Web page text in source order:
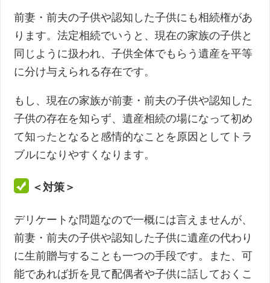
前妻・前夫の子供や認知した子供にも相続権があ
ります。法定相続でいうと、現在の家族の子供と
同じように扱われ、子供全体でもらう遺産を平等
に分け与えられる存在です。
もし、現在の家族が前妻・前夫の子供や認知した
子供の存在を知らず、遺産相続の場になって初め
て知ったとなると感情的なことを原因としてトラ
ブルになりやすくなります。
＜対策＞
デリケートな問題なので一概には言えませんが、
前妻・前夫の子供や認知した子供に遺産の代わり
に生前贈与することも一つの手段です。また、可
能であれば折を見て配偶者や子供に話しておくこ